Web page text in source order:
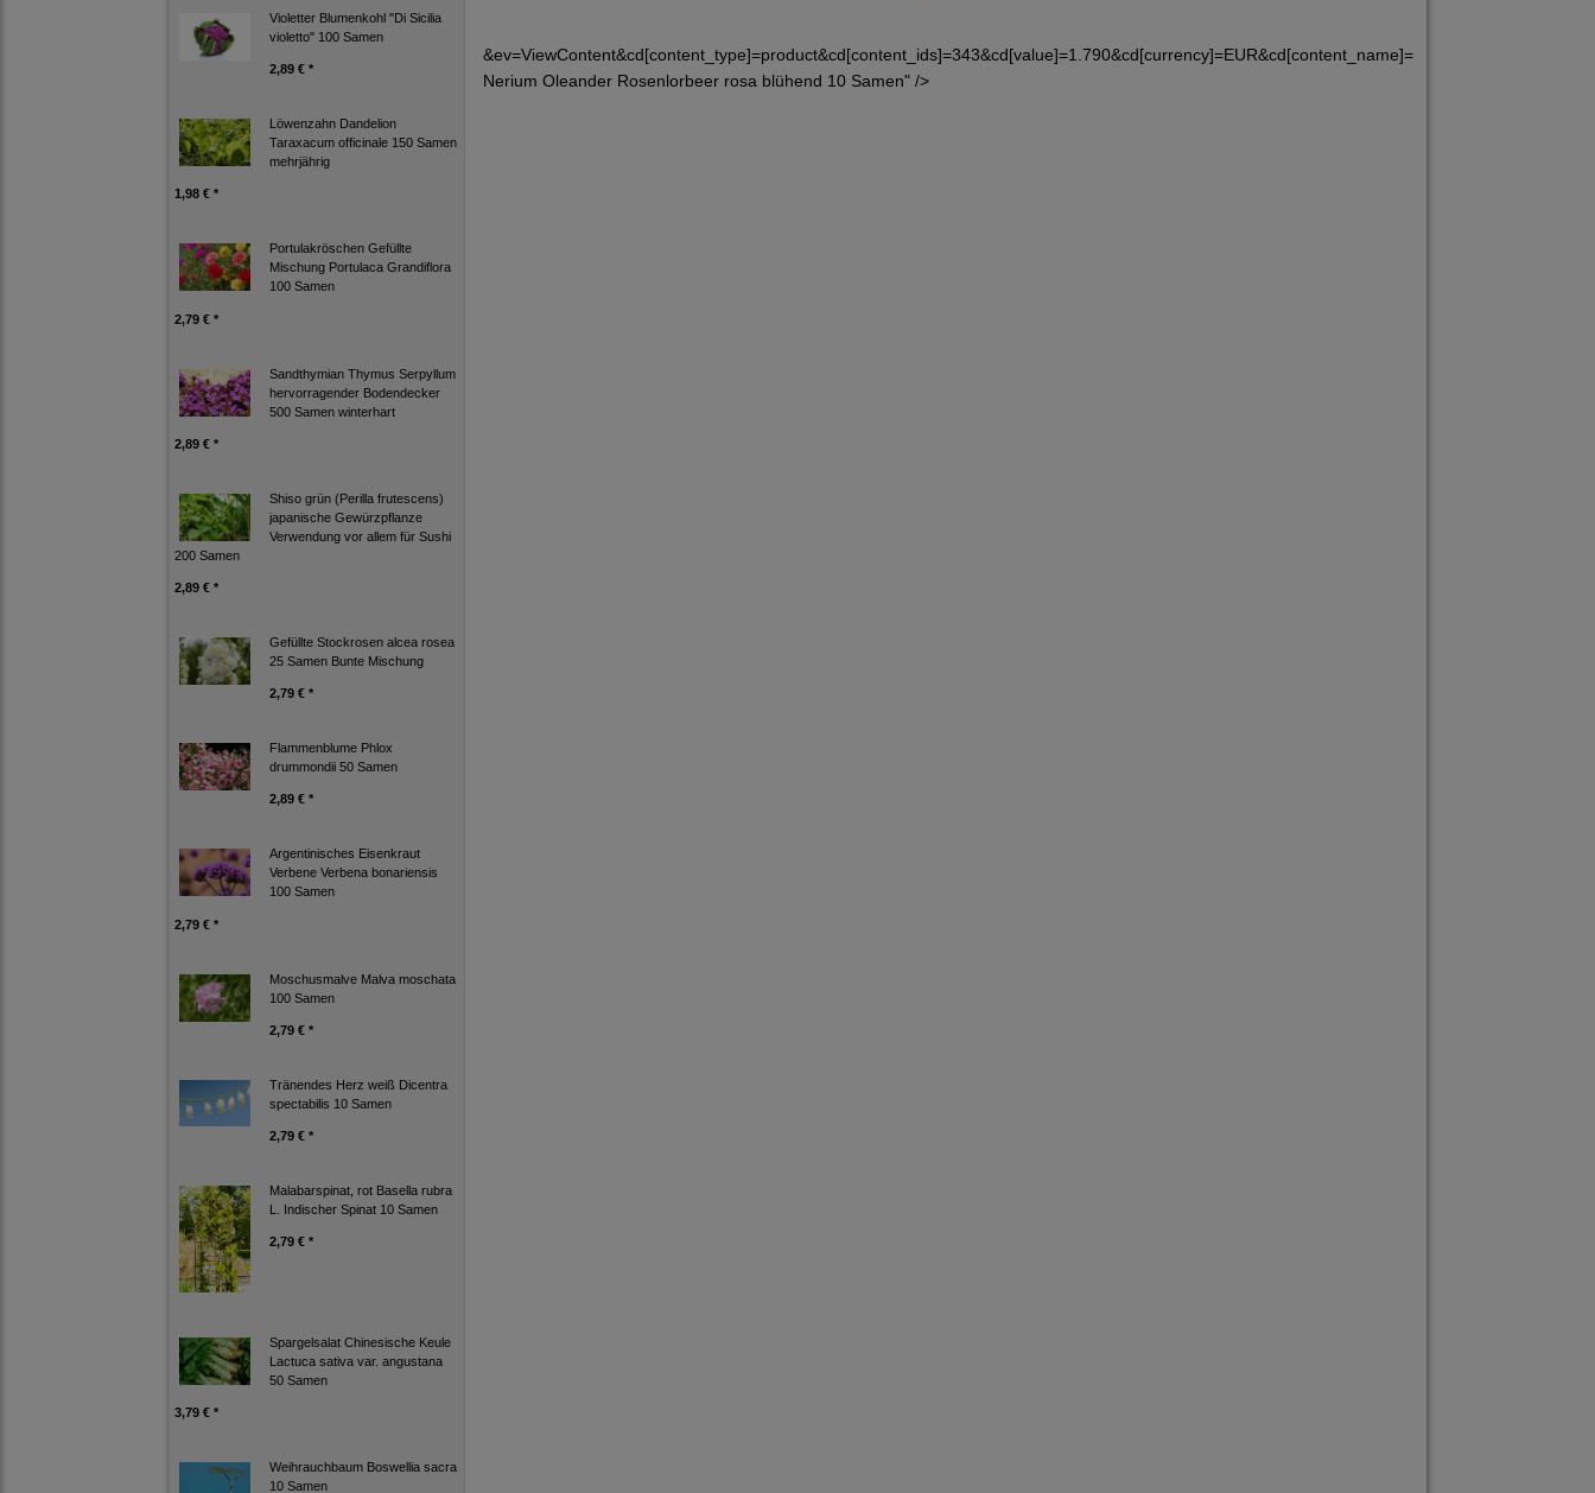
Violetter Blumenkohl "Di Sicilia
violetto" 100 Samen
2,89 € *
Löwenzahn Dandelion
Taraxacum officinale 150 Samen
mehrjährig
1,98 € *
Portulakröschen Gefüllte
Mischung Portulaca Grandiflora
100 Samen
2,79 € *
Sandthymian Thymus Serpyllum
hervorragender Bodendecker
500 Samen winterhart
2,89 € *
Shiso grün (Perilla frutescens)
japanische Gewürzpflanze
Verwendung vor allem für Sushi
200 Samen
2,89 € *
Gefüllte Stockrosen alcea rosea
25 Samen Bunte Mischung
2,79 € *
Flammenblume Phlox
drummondii 50 Samen
2,89 € *
Argentinisches Eisenkraut
Verbene Verbena bonariensis
100 Samen
2,79 € *
Moschusmalve Malva moschata
100 Samen
2,79 € *
Tränendes Herz weiß Dicentra
spectabilis 10 Samen
2,79 € *
Malabarspinat, rot Basella rubra
L. Indischer Spinat 10 Samen
2,79 € *
Spargelsalat Chinesische Keule
Lactuca sativa var. angustana
50 Samen
3,79 € *
Weihrauchbaum Boswellia sacra
10 Samen
&ev=ViewContent&cd[content_type]=product&cd[content_ids]=343&cd[value]=1.790&cd[currency]=EUR&cd[content_name]=
Nerium Oleander Rosenlorbeer rosa blühend 10 Samen" />